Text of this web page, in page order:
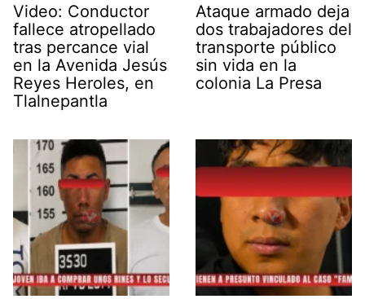
Video: Conductor
fallece atropellado
tras percance vial
en la Avenida Jesús
Reyes Heroles, en
Tlalnepantla
Ataque armado deja
dos trabajadores del
transporte público
sin vida en la
colonia La Presa